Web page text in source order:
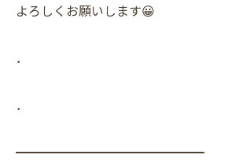
よろしくお願いします😀
．
．
━━━━━━━━━━━━━━━